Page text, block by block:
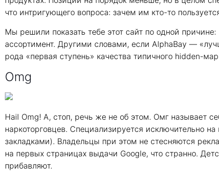
что интригующего вопроса: зачем им кто-то
Мы решили показать тебе этот сайт по одной
ассортимент. Другими словами, если AlphaBay —
рода «первая ступень» качества типичного hidden-
Omg
Hail Omg! А, стоп, речь же не об этом. Омг называет
наркоторговцев. Специализируется исключительно
закладками). Владельцы при этом не стесняются
на первых страницах выдачи Google, что странно.
прибавляют.